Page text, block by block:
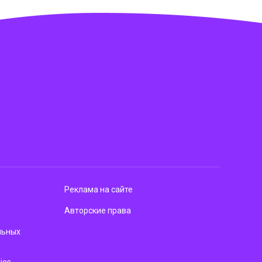
Реклама на сайте
Авторские права